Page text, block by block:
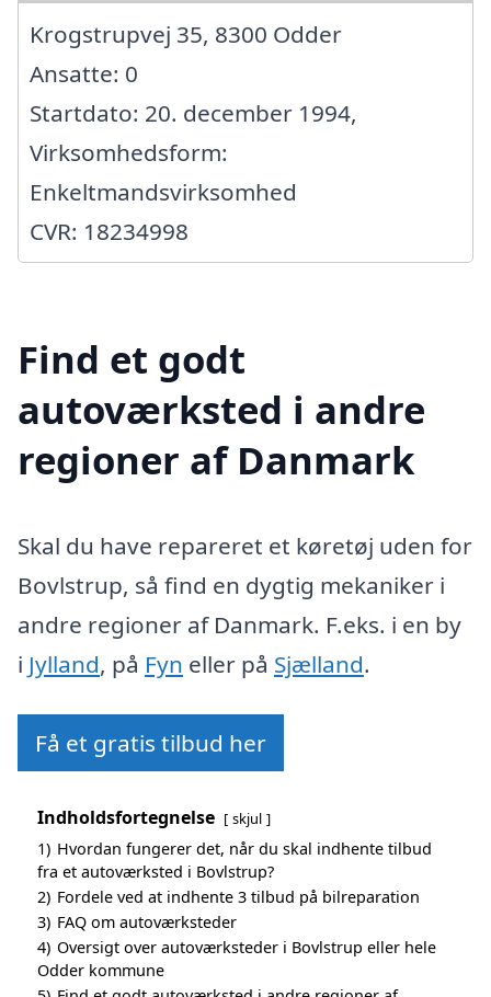
Krogstrupvej 35, 8300 Odder
Ansatte: 0
Startdato: 20. december 1994,
Virksomhedsform:
Enkeltmandsvirksomhed
CVR: 18234998
Find et godt
autoværksted i andre
regioner af Danmark
Skal du have repareret et køretøj uden for
Bovlstrup, så find en dygtig mekaniker i
andre regioner af Danmark. F.eks. i en by
i Jylland, på Fyn eller på Sjælland.
Få et gratis tilbud her
Indholdsfortegnelse skjul
1) Hvordan fungerer det, når du skal indhente tilbud
fra et autoværksted i Bovlstrup?
2) Fordele ved at indhente 3 tilbud på bilreparation
3) FAQ om autoværksteder
4) Oversigt over autoværksteder i Bovlstrup eller hele
Odder kommune